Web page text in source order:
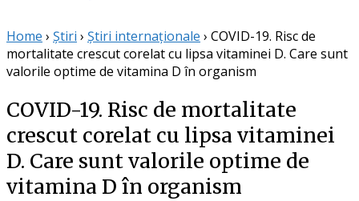
Home › Știri › Știri internaționale › COVID-19. Risc de
mortalitate crescut corelat cu lipsa vitaminei D. Care sunt
valorile optime de vitamina D în organism
COVID-19. Risc de mortalitate
crescut corelat cu lipsa vitaminei
D. Care sunt valorile optime de
vitamina D în organism